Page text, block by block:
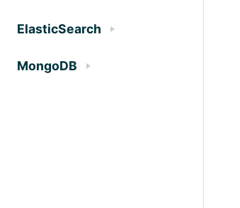
ElasticSearch
MongoDB